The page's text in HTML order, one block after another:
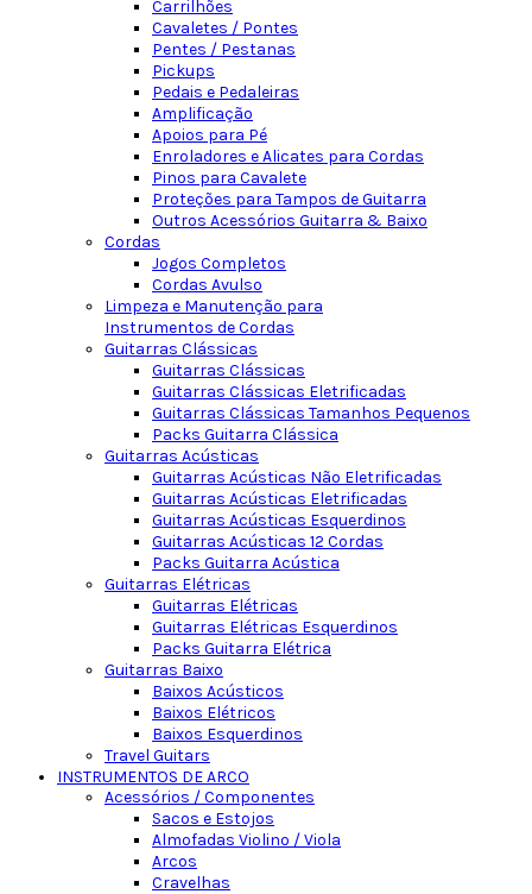
Carrilhões
Cavaletes / Pontes
Pentes / Pestanas
Pickups
Pedais e Pedaleiras
Amplificação
Apoios para Pé
Enroladores e Alicates para Cordas
Pinos para Cavalete
Proteções para Tampos de Guitarra
Outros Acessórios Guitarra & Baixo
Cordas
Jogos Completos
Cordas Avulso
Limpeza e Manutenção para
Instrumentos de Cordas
Guitarras Clássicas
Guitarras Clássicas
Guitarras Clássicas Eletrificadas
Guitarras Clássicas Tamanhos Pequenos
Packs Guitarra Clássica
Guitarras Acústicas
Guitarras Acústicas Não Eletrificadas
Guitarras Acústicas Eletrificadas
Guitarras Acústicas Esquerdinos
Guitarras Acústicas 12 Cordas
Packs Guitarra Acústica
Guitarras Elétricas
Guitarras Elétricas
Guitarras Elétricas Esquerdinos
Packs Guitarra Elétrica
Guitarras Baixo
Baixos Acústicos
Baixos Elétricos
Baixos Esquerdinos
Travel Guitars
INSTRUMENTOS DE ARCO
Acessórios / Componentes
Sacos e Estojos
Almofadas Violino / Viola
Arcos
Cravelhas